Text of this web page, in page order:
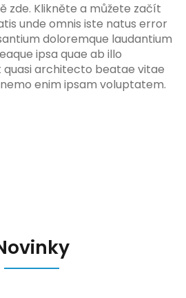
zde. Klikněte a můžete začít
unde omnis iste natus error
doloremque laudantium
ipsa quae ab illo
architecto beatae vitae
enim ipsam voluptatem.